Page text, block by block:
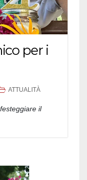
per i
ATTUALITÀ
il